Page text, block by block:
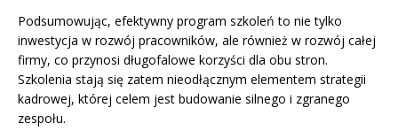
Podsumowując, efektywny program szkoleń to nie tylko
inwestycja w rozwój pracowników, ale również w rozwój całej
firmy, co przynosi długofalowe korzyści dla obu stron.
Szkolenia stają się zatem nieodłącznym elementem strategii
kadrowej, której celem jest budowanie silnego i zgranego
zespołu.